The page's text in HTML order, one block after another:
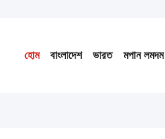
হোম বাংলাদেশ ভারত মপান লমদম